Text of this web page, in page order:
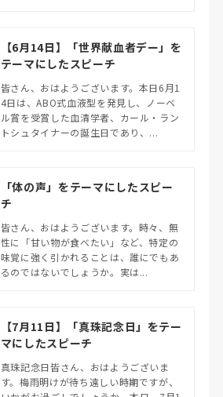
【6月14日】「世界献血者デー」を
テーマにしたスピーチ
皆さん、おはようございます。本日6月1
4日は、ABO式血液型を発見し、ノーベ
ル賞を受賞した血清学者、カール・ラン
トシュタイナーの誕生日であり、...
「体の声」をテーマにしたスピー
チ
皆さん、おはようございます。時々、無
性に「甘い物が食べたい」など、特定の
味覚に強く引かれることは、誰にでもあ
るのではないでしょうか。実は...
【7月11日】「真珠記念日」をテー
マにしたスピーチ
真珠記念日皆さん、おはようございま
す。梅雨明けが待ち遠しい時期ですが、